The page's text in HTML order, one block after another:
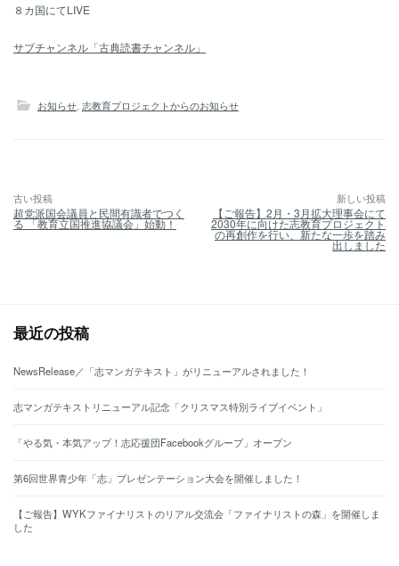
８カ国にてLIVE
サブチャンネル「古典読書チャンネル」
お知らせ 志教育プロジェクトからのお知らせ
投
稿
ナ
古い投稿
超党派国会議員と民間有識者でつく
る 「教育立国推進協議会」始動！
新しい投稿
【ご報告】2月・3月拡大理事会にて
2030年に向けた志教育プロジェクト
の再創作を行い、新たな一歩を踏み
出しました
最近の投稿
NewsRelease／「志マンガテキスト」がリニューアルされました！
志マンガテキストリニューアル記念「クリスマス特別ライブイベント」
「やる気・本気アップ！志応援団Facebookグループ」オープン
第6回世界青少年「志」プレゼンテーション大会を開催しました！
【ご報告】WYKファイナリストのリアル交流会「ファイナリストの森」を開催しま
した